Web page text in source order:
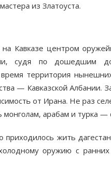
из Златоуста.
Кавказе центром
судя по дошедшим
территория
— Кавказской Албании.
от Ирана. Не раз
арабам и турка —
приходилось жить
оружию с